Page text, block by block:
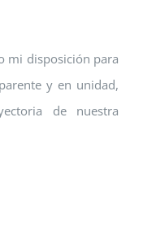
mi disposición para
y en unidad,
de nuestra